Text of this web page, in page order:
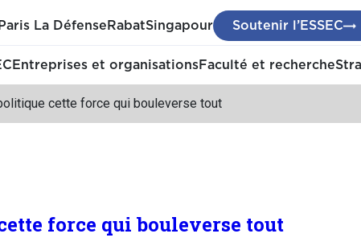
Paris La Défense RabatSingapour Soutenir l’ESSEC
Entreprises et organisationsFaculté et recherche
cette force qui bouleverse tout
force qui bouleverse tout